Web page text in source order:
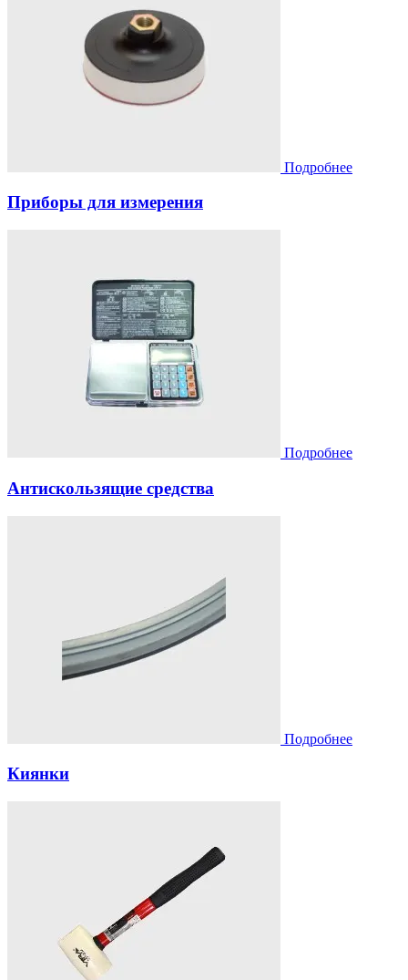
Подробнее
Приборы для измерения
Подробнее
Антискользящие средства
Подробнее
Киянки